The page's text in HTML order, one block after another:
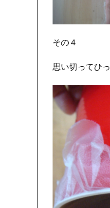
その４
思い切ってひ